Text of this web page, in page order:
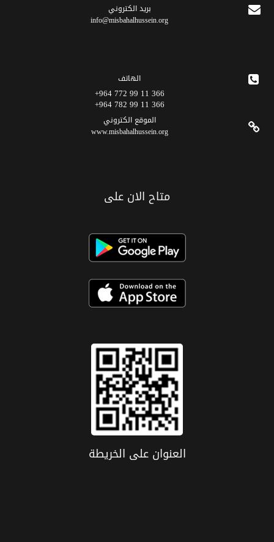
برید الکتروني
info@misbahalhussein.org
الهاتف
366 11 99 772 964+
366 11 99 782 964+
الموقع الکتروني
www.misbahalhussein.org
متاح الان على
العنوان علی الخریطة